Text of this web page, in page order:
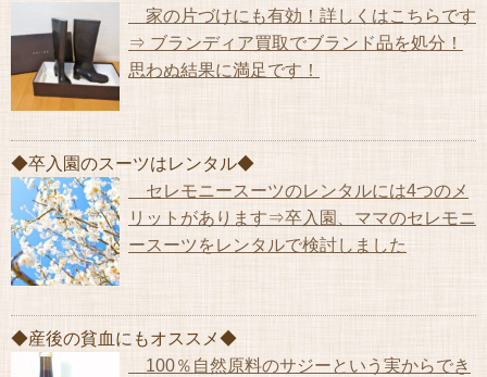
家の片づけにも有効！詳しくはこちらです
⇒ ブランディア買取でブランド品を処分！
思わぬ結果に満足です！
◆卒入園のスーツはレンタル◆
セレモニースーツのレンタルには4つのメ
リットがあります⇒卒入園、ママのセレモニ
ースーツをレンタルで検討しました
◆産後の貧血にもオススメ◆
100％自然原料のサジーという実からでき